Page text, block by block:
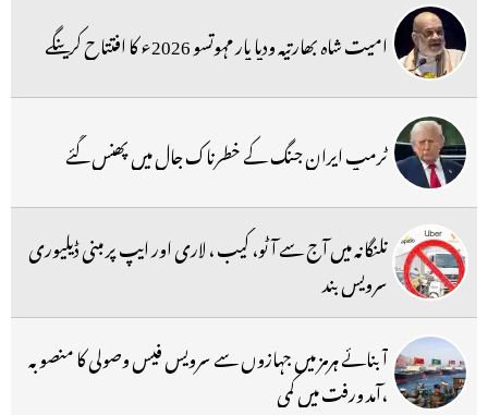
امیت شاہ بھارتیہ ودیا پار مہوتسو 2026ء کا افتتاح کرینگے
ٹرمپ ایران جنگ کے خطرناک جال میں پھنس گئے
تلنگانہ میں آج سے آٹو، کیب ، لاری اور ایپ پر مبنی ڈیلیوری
سرویس بند
آبنائے ہرمز میں جہازوں سے سرویس فیس وصولی کا منصوبہ
،آمد ورفت میں کمی